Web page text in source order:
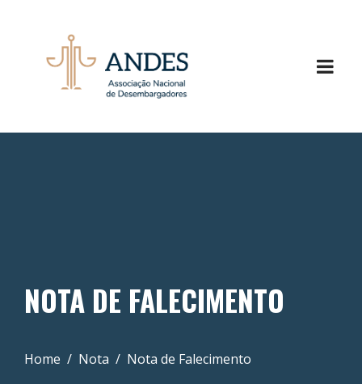
NOTA DE FALECIMENTO
Home Nota Nota de Falecimento